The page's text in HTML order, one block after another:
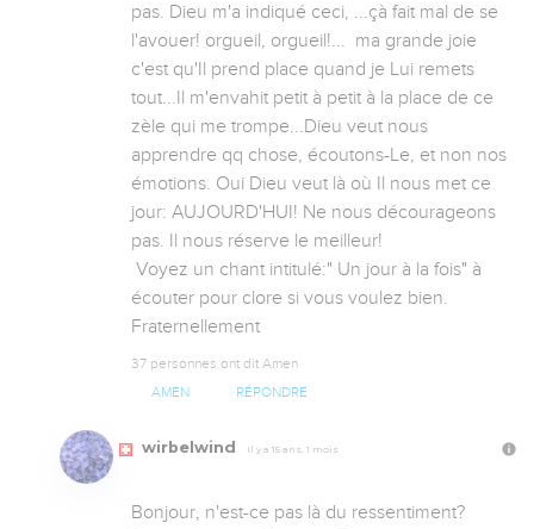
pas. Dieu m'a indiqué ceci, ...çà fait mal de se
l'avouer! orgueil, orgueil!...  ma grande joie
c'est qu'Il prend place quand je Lui remets
tout...Il m'envahit petit à petit à la place de ce
zèle qui me trompe...Dieu veut nous
apprendre qq chose, écoutons-Le, et non nos
émotions. Oui Dieu veut là où Il nous met ce
jour: AUJOURD'HUI! Ne nous décourageons
pas. Il nous réserve le meilleur!
écouter pour clore si vous voulez bien.
Fraternellement
37 personnes ont dit Amen
AMEN RÉPONDRE
wirbelwind Il y a 15 ans, 1 mois
Bonjour, n'est-ce pas là du ressentiment?